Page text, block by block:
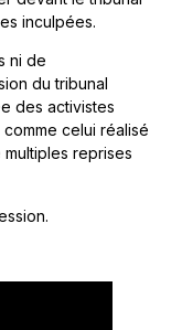
inculpées.
ni de
du tribunal
des activistes
celui réalisé
reprises